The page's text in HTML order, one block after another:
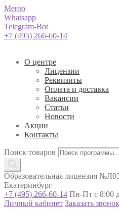
Меню
Whatsapp
Telegram-Bot
+7 (495) 266-60-14
О центре
Лицензии
Реквизиты
Оплата и доставка
Вакансии
Статьи
Новости
Акции
Контакты
Поиск товаров
Образовательная лицензия
Екатеринбург
+7 (495) 266-60-14 Пн-Пт с 8:00
Личный кабинет Заказать звонок